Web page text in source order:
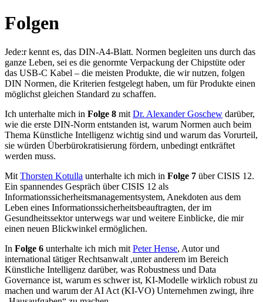
Folgen
Jede:r kennt es, das DIN-A4-Blatt. Normen begleiten uns durch das
ganze Leben, sei es die genormte Verpackung der Chipstüte oder
das USB-C Kabel – die meisten Produkte, die wir nutzen, folgen
DIN Normen, die Kriterien festgelegt haben, um für Produkte einen
möglichst gleichen Standard zu schaffen.
Ich unterhalte mich in Folge 8 mit Dr. Alexander Goschew darüber,
wie die erste DIN-Norm entstanden ist, warum Normen auch beim
Thema Künstliche Intelligenz wichtig sind und warum das Vorurteil,
sie würden Überbürokratisierung fördern, unbedingt entkräftet
werden muss.
Mit Thorsten Kotulla unterhalte ich mich in Folge 7 über CISIS 12.
Ein spannendes Gespräch über CISIS 12 als
Informationssicherheitsmanagementsystem, Anekdoten aus dem
Leben eines Informationssicherheitsbeauftragten, der im
Gesundheitssektor unterwegs war und weitere Einblicke, die mir
einen neuen Blickwinkel ermöglichen.
In Folge 6 unterhalte ich mich mit Peter Hense, Autor und
international tätiger Rechtsanwalt ,unter anderem im Bereich
Künstliche Intelligenz darüber, was Robustness und Data
Governance ist, warum es schwer ist, KI-Modelle wirklich robust zu
machen und warum der AI Act (KI-VO) Unternehmen zwingt, ihre